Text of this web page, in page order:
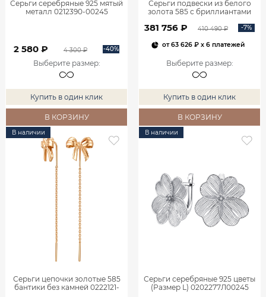
Серьги серебряные 925 мятый
металл 0212390-00245
2 580 ₽ 4 300 ₽ -40%
Выберите размер:
Купить в один клик
В КОРЗИНУ
Серьги подвески из белого
золота 585 с бриллиантами
381 756 ₽ 410 490 ₽ -7%
от63 626 ₽x 6 платежей
Выберите размер:
Купить в один клик
В КОРЗИНУ
В наличии
Серьги цепочки золотые 585
бантики без камней 0222121-
В наличии
Серьги серебряные 925 цветы
(Размер L) 0202277Л00245